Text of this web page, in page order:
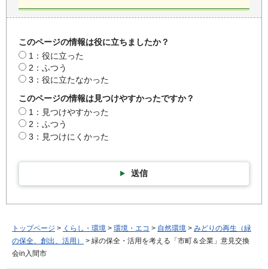
このページの情報は役に立ちましたか？
1：役に立った
2：ふつう
3：役に立たなかった
このページの情報は見つけやすかったですか？
1：見つけやすかった
2：ふつう
3：見つけにくかった
送信
トップページ > くらし・環境 > 環境・エコ > 自然環境 > みどりの再生（緑
の保全、創出、活用）
> 緑の保全・活用を考える「市町＆企業」意見交換
会in入間市